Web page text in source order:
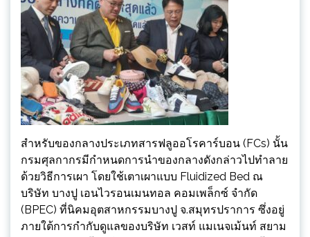
สำหรับของกลางประเภทสารฟลูออโรคาร์บอน (FCs) นั้น
กรมศุลกากรมีกำหนดการนำของกลางดังกล่าวไปทำลาย
ด้วยวิธีการเผา โดยใช้เตาเผาแบบ Fluidized Bed ณ
บริษัท บางปู เอนไวรอนเมนทอล คอมเพล็กซ์ จำกัด
(BPEC) ที่นิคมอุตสาหกรรมบางปู จ.สมุทรปราการ ซึ่งอยู่
ภายใต้การกำกับดูแลของบริษัท เวสท์ แมเนจเม้นท์ สยาม